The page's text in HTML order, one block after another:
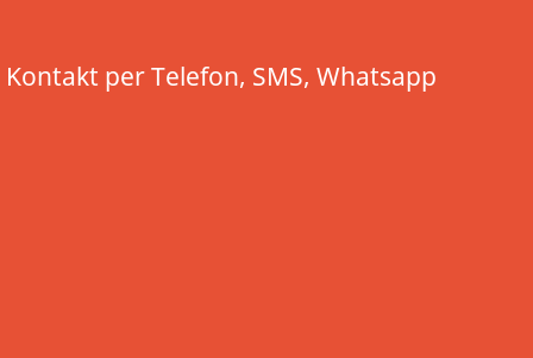
Kontakt per Telefon, SMS, Whatsapp